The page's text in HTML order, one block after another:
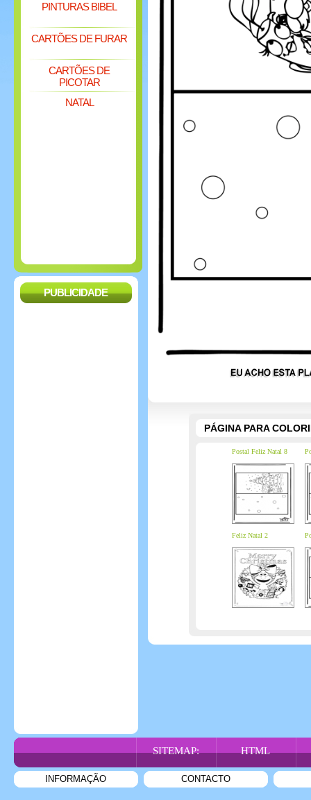
PINTURAS BIBEL
CARTÕES DE FURAR
CARTÕES DE
PICOTAR
NATAL
PUBLICIDADE
PÁGINA PARA
Postal Feliz Natal 8
Feliz Natal 2
SITEMAP: HTML
INFORMAÇÃO CONTACTO